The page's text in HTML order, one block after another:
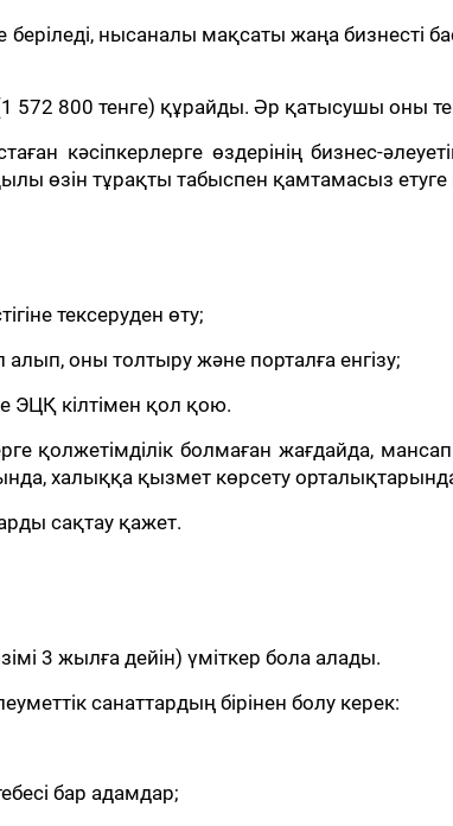
беріледі, нысаналы мақсаты жаңа бизнесті
572 800 тенге) құрайды. Әр қатысушы оны
кәсіпкерлерге өздерінің бизнес-
өзін тұрақты табыспен қамтамасыз етуге
тексеруден өту;
алып, оны толтыру және порталға енгізу;
ЭЦҚ кілтімен қол қою.
қолжетімділік болмаған жағдайда,
халыққа қызмет көрсету
сақтау қажет.
3 жылға дейін) үміткер бола алады.
санаттардың бірінен болу керек:
бар адамдар;